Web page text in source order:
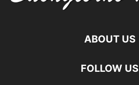
ABOUT US
FOLLOW US